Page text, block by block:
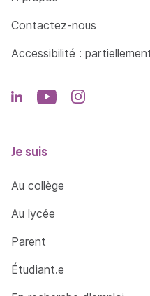
Contactez-nous
Accessibilité :
Je suis
Au collège
Au lycée
Parent
Étudiant.e